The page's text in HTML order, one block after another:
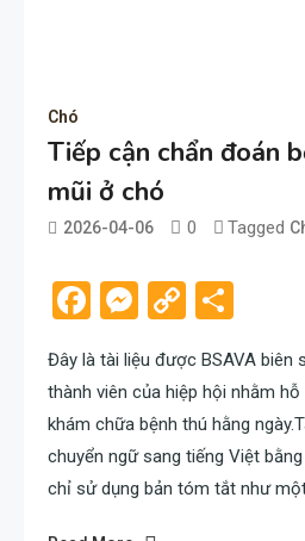
Chó
Tiếp cận chẩn đoán
mũi ở chó
2026-04-06
0 Tagged
Facebook
Messenger
Copy
Đây là tài liệu được BSAVA biên
thành viên của hiệp hội nhằm
khám chữa bệnh thú hằng
chuyển ngữ sang tiếng Việt
chỉ sử dụng bản tóm tắt như